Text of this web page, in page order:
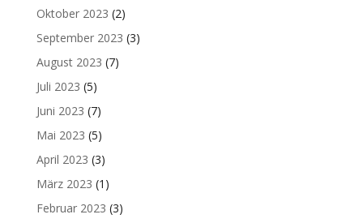
Oktober 2023 (2)
September 2023 (3)
August 2023 (7)
Juli 2023 (5)
Juni 2023 (7)
Mai 2023 (5)
April 2023 (3)
März 2023 (1)
Februar 2023 (3)